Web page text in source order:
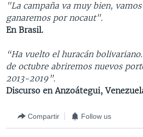
"La campaña va muy bien,
ganaremos por nocaut".
En Brasil.
“Ha vuelto el huracán
de octubre abriremos nuevos
2013-2019”.
Discurso en Anzoátegui,
Compartir Follow us